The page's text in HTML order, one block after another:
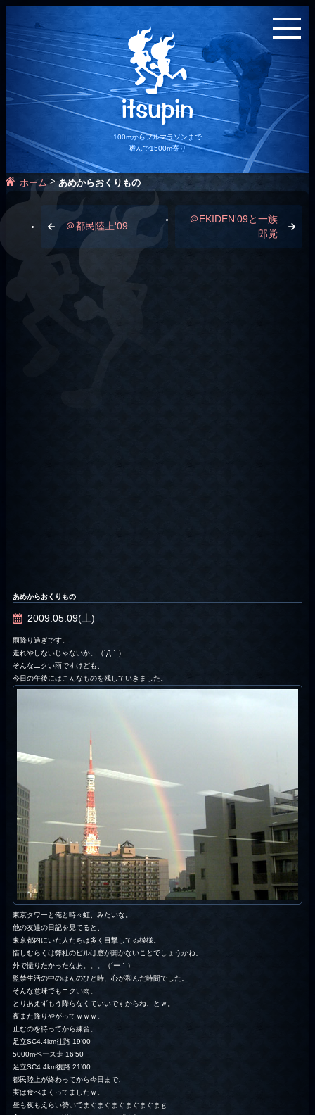
100mからフルマラソンまで
嗜んで1500m寄り
ホーム>あめからおくりもの
＠都民陸上'09
＠EKIDEN'09と一族
郎党
あめからおくりもの
2009.05.09(土)
雨降り過ぎです。
走れやしないじゃないか。（´Д｀）
そんなニクい雨ですけども、
今日の午後にはこんなものを残していきました。
東京タワーと俺と時々虹、みたいな。
他の友達の日記を見てると、
東京都内にいた人たちは多く目撃してる模様。
惜しむらくは弊社のビルは窓が開かないことでしょうかね。
外で撮りたかったなあ。。。（´ー｀）
監禁生活の中のほんのひと時、心が和んだ時間でした。
そんな意味でもニクい雨。
とりあえずもう降らなくていいですからね、とｗ。
夜また降りやがってｗｗｗ。
止むのを待ってから練習。
足立SC4.4km往路 19’00
5000mペース走 16’50
足立SC4.4km復路 21’00
都民陸上が終わってから今日まで、
実は食べまくってましたｗ。
昼も夜もえらい勢いでまぐまぐまぐまぐまぐまｇ